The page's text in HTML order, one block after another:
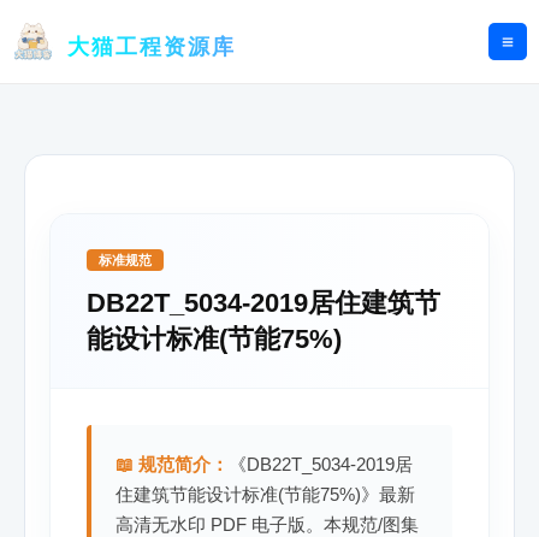
大猫工程资源库
标准规范
DB22T_5034-2019居住建筑节
能设计标准(节能75%)
📖 规范简介：
《DB22T_5034-2019居
住建筑节能设计标准(节能75%)》最新
高清无水印 PDF 电子版。本规范/图集